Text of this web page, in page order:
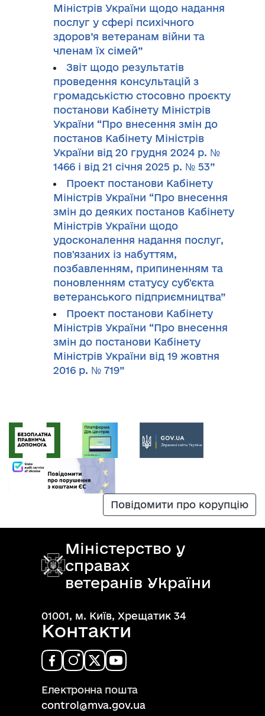
Міністрів України щодо надання
послуг у сфері психічного
здоров’я ветеранам війни та
членам їх сімей”
Звіт щодо результатів
проведення консультацій з
громадськістю стосовно проєкту
постанови Кабінету Міністрів
України “Про внесення змін до
постанов Кабінету Міністрів
України від 20 грудня 2024 р. №
1466 і від 21 січня 2025 р. № 53”
Проект постанови Кабінету
Міністрів України “Про внесення
змін до деяких постанов Кабінету
Міністрів України щодо
удосконалення надання послуг,
пов'язаних із набуттям,
позбавленням, припиненням та
поновленням статусу суб'єкта
ветеранського підприємництва”
Проект постанови Кабінету
Міністрів України “Про внесення
змін до постанови Кабінету
Міністрів України від 19 жовтня
2016 р. № 719”
Повідомити про корупцію
Міністерство у
справах
ветеранів України
01001, м. Київ, Хрещатик 34
Контакти
Електронна пошта
control@mva.gov.ua